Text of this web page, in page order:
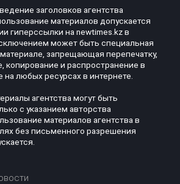
заголовков агентства
материалов допускается
гиперссылки на newtimes.kz в
может быть специальная
запрещающая перепечатку,
копирование и распространение в
любых ресурсах в интернете.
агентства могут быть
с указанием авторства
материалов агентства в
без письменного разрешения